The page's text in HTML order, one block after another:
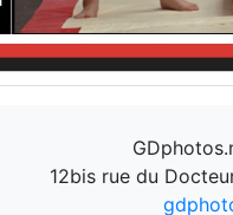
12bis rue du